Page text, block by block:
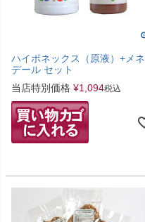
ハイポネックス（原液）+メネ
デール セット
当店特別価格 ¥1,094税込